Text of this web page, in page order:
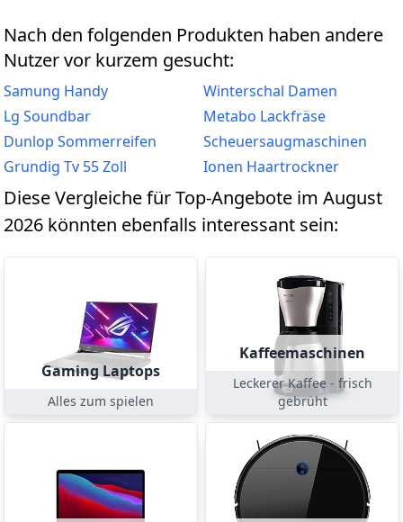
Nach den folgenden Produkten haben andere
Nutzer vor kurzem gesucht:
Samung Handy
Winterschal Damen
Lg Soundbar
Metabo Lackfräse
Dunlop Sommerreifen
Scheuersaugmaschinen
Grundig Tv 55 Zoll
Ionen Haartrockner
Diese Vergleiche für Top-Angebote im August
2026 könnten ebenfalls interessant sein:
Gaming Laptops
Alles zum spielen
Kaffeemaschinen
Leckerer Kaffee - frisch
gebrüht